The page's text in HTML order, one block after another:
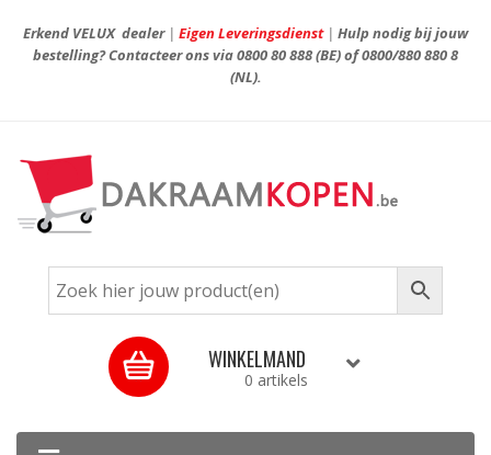
Erkend VELUX dealer| Eigen Leveringsdienst| Hulp nodig bij jouw
bestelling? Contacteer ons via0800 80 888(BE) of0800/880 880 8
(NL).
WINKELMAND
0 artikels